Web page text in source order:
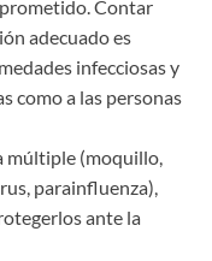
Contar
adecuado es
infecciosas y
como a las personas
múltiple (moquillo,
parainfluenza),
ante la